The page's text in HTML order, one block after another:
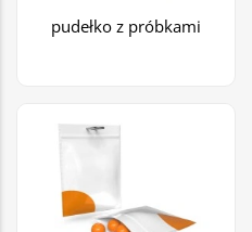
pudełko z próbkami